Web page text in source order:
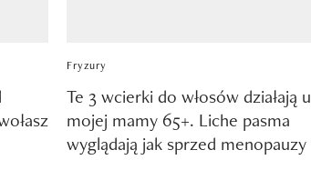
Fryzury
Te 3 wcierki do włosów działają u
mojej mamy 65+. Liche pasma
wyglądają jak sprzed menopauzy